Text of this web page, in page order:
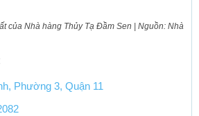
của Nhà hàng Thủy Tạ Đầm Sen | Nguồn: Nhà
Phường 3, Quận 11